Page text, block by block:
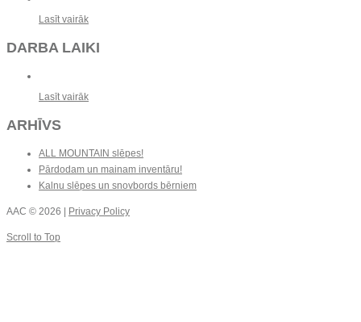
Lasīt vairāk
DARBA LAIKI
Lasīt vairāk
ARHĪVS
ALL MOUNTAIN slēpes!
Pārdodam un mainam inventāru!
Kalnu slēpes un snovbords bērniem
AAC © 2026 | Privacy Policy
Scroll to Top